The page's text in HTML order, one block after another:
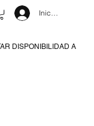
Iniciar sesión